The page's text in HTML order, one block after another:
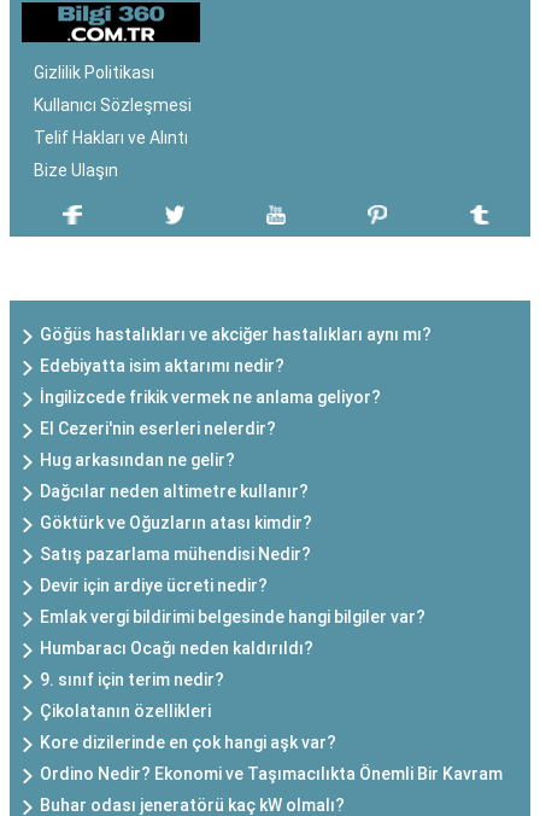
Gizlilik Politikası
Kullanıcı Sözleşmesi
Telif Hakları ve Alıntı
Bize Ulaşın
Göğüs hastalıkları ve akciğer hastalıkları aynı mı?
Edebiyatta isim aktarımı nedir?
İngilizcede frikik vermek ne anlama geliyor?
El Cezeri'nin eserleri nelerdir?
Hug arkasından ne gelir?
Dağcılar neden altimetre kullanır?
Göktürk ve Oğuzların atası kimdir?
Satış pazarlama mühendisi Nedir?
Devir için ardiye ücreti nedir?
Emlak vergi bildirimi belgesinde hangi bilgiler var?
Humbaracı Ocağı neden kaldırıldı?
9. sınıf için terim nedir?
Çikolatanın özellikleri
Kore dizilerinde en çok hangi aşk var?
Ordino Nedir? Ekonomi ve Taşımacılıkta Önemli Bir Kavram
Buhar odası jeneratörü kaç kW olmalı?